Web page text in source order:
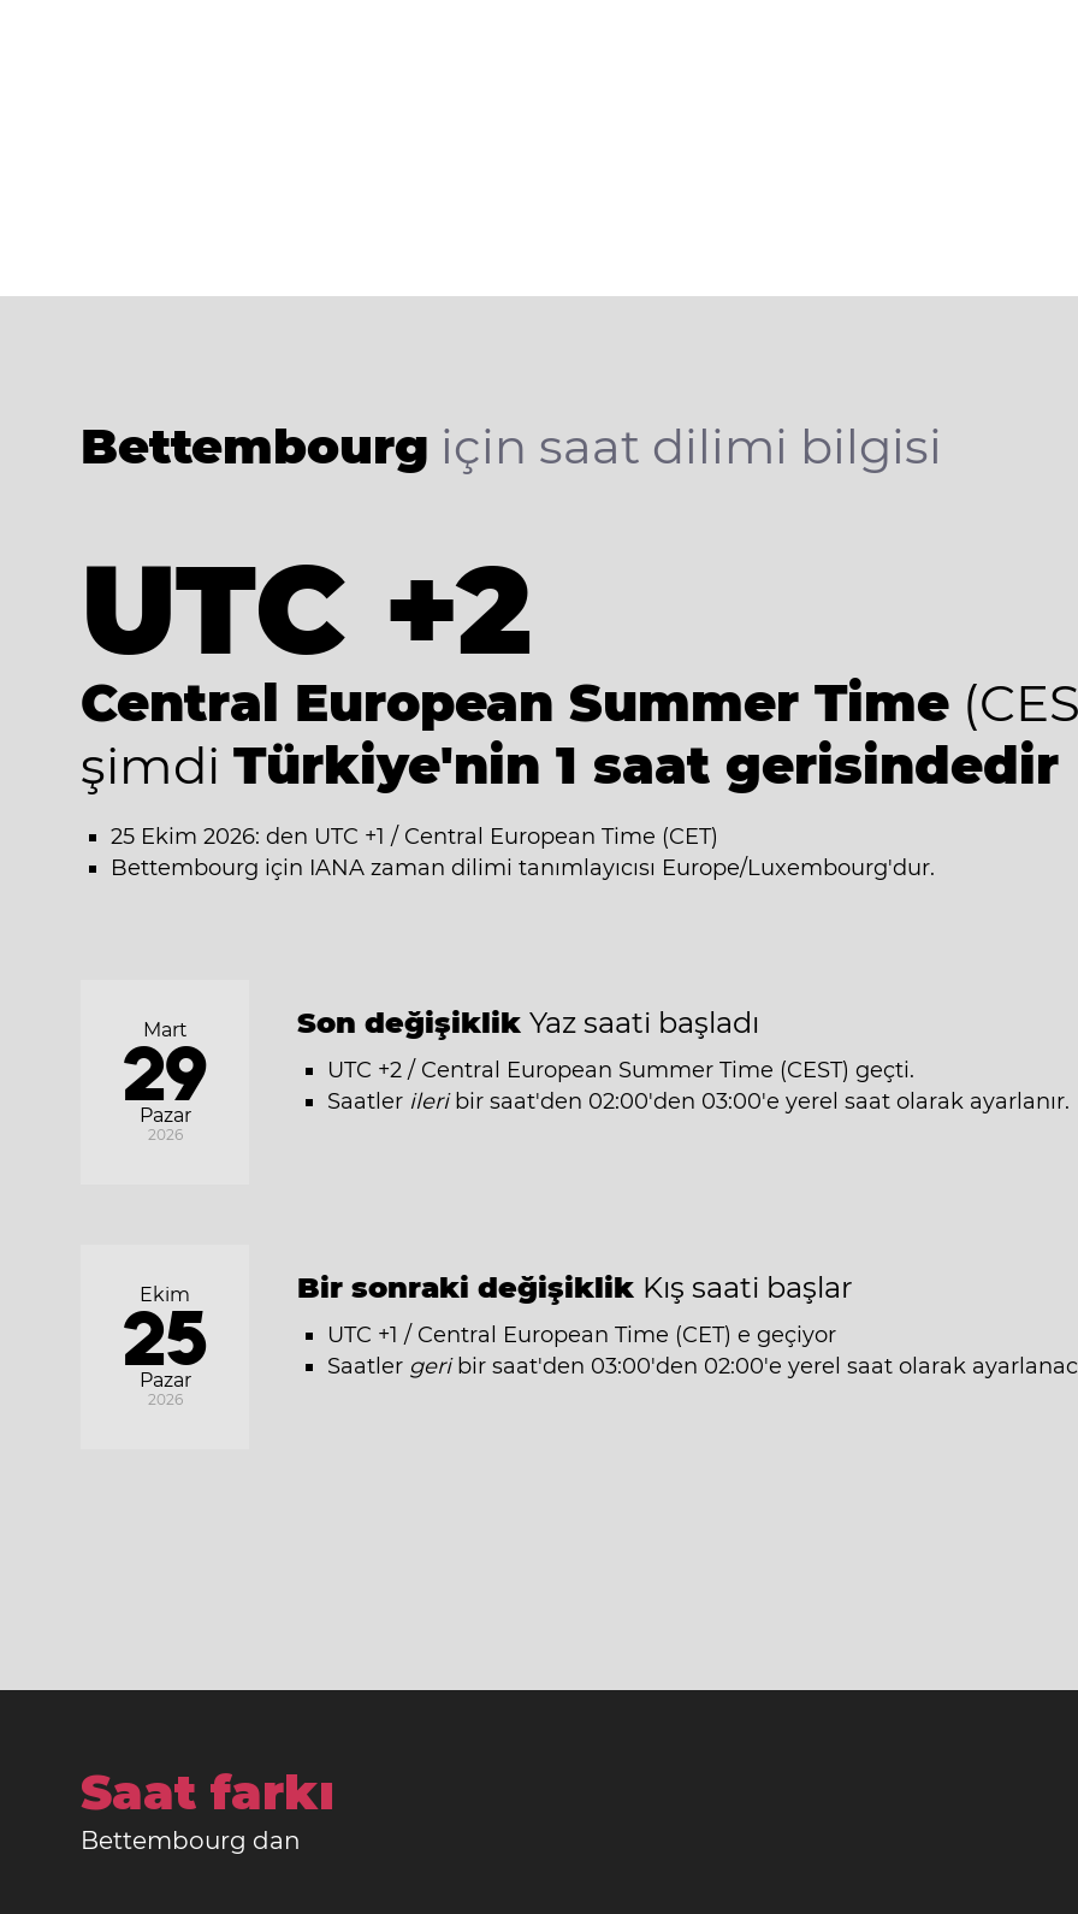
Bettembourg için saat dilimi bilgisi
UTC +2
Central European Summer Time
şimdi Türkiye'nin 1 saat gerisindedir
25 Ekim 2026: den UTC +1 / Central European Time (CET)
Bettembourg için IANA zaman dilimi tanımlayıcısı Europe/Luxembourg'dur.
Pazar
Mart
29
2026
Son değişiklikYaz saati başladı
UTC +2 / Central European Summer Time (CEST) geçti.
Saatler ileribir saat'den 02:00'den 03:00'e yerel saat olarak ayarlanır.
Pazar
Ekim
25
2026
Bir sonraki değişiklik Kış saati başlar
UTC +1 / Central European Time (CET) e geçiyor
Saatler geribir saat'den 03:00'den 02:00'e yerel saat olarak
Saat farkı
Bettembourg dan